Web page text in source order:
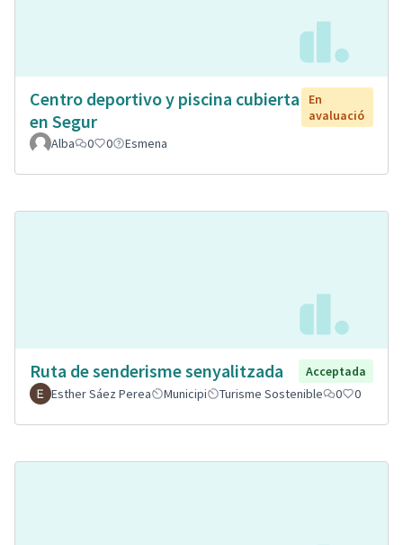
Centro deportivo y piscina cubierta
en Segur
En
avaluació
Alba
0 0 Esmena
Ruta de senderisme senyalitzada
Acceptada
Esther Sáez Perea
Municipi Turisme Sostenible 0 0